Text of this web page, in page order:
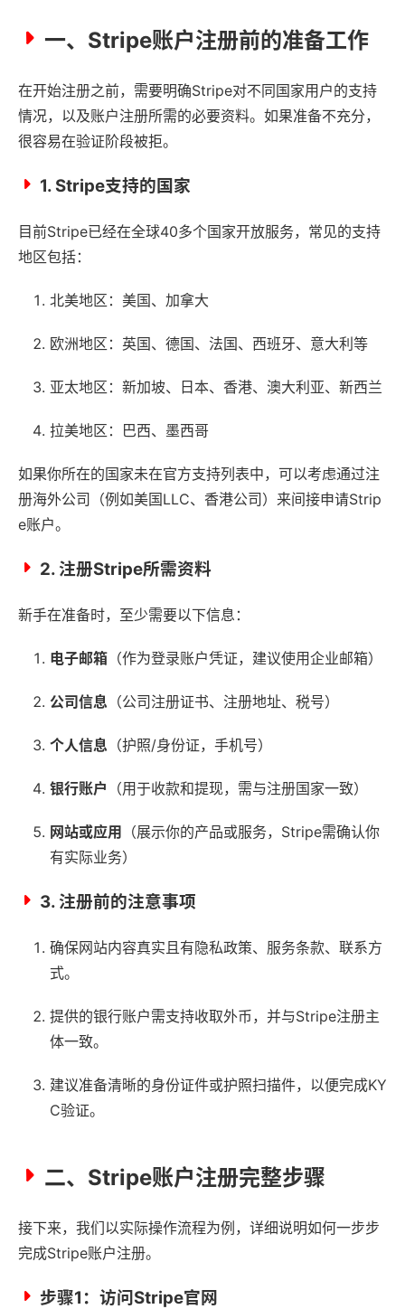
一、Stripe账户注册前的准备工作
在开始注册之前，需要明确Stripe对不同国家用户的支持
情况，以及账户注册所需的必要资料。如果准备不充分，
很容易在验证阶段被拒。
1. Stripe支持的国家
目前Stripe已经在全球40多个国家开放服务，常见的支持
地区包括：
北美地区：美国、加拿大
欧洲地区：英国、德国、法国、西班牙、意大利等
亚太地区：新加坡、日本、香港、澳大利亚、新西兰
拉美地区：巴西、墨西哥
如果你所在的国家未在官方支持列表中，可以考虑通过注
册海外公司（例如美国LLC、香港公司）来间接申请Strip
e账户。
2. 注册Stripe所需资料
新手在准备时，至少需要以下信息：
电子邮箱 （作为登录账户凭证，建议使用企业邮箱）
公司信息 （公司注册证书、注册地址、税号）
个人信息 （护照/身份证，手机号）
银行账户 （用于收款和提现，需与注册国家一致）
网站或应用 （展示你的产品或服务，Stripe需确认你
有实际业务）
3. 注册前的注意事项
确保网站内容真实且有隐私政策、服务条款、联系方
式。
提供的银行账户需支持收取外币，并与Stripe注册主
体一致。
建议准备清晰的身份证件或护照扫描件，以便完成KY
C验证。
二、Stripe账户注册完整步骤
接下来，我们以实际操作流程为例，详细说明如何一步步
完成Stripe账户注册。
步骤1：访问Stripe官网